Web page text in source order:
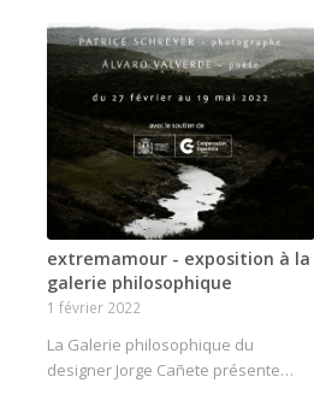
extremamour - exposition à la
galerie philosophique
1 février 2022
La Galerie philosophique du
designer Jorge Cañete présente…